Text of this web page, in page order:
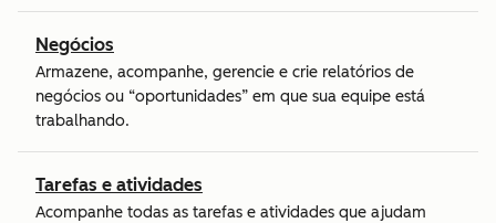
Negócios
Armazene, acompanhe, gerencie e crie relatórios de
negócios ou “oportunidades” em que sua equipe está
trabalhando.
Tarefas e atividades
Acompanhe todas as tarefas e atividades que ajudam